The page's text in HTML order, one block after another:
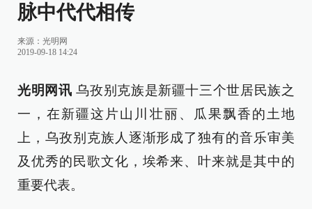
脉中代代相传
来源： 光明网
2019-09-18 14:24
光明网讯 乌孜别克族是新疆十三个世居民族之
一，在新疆这片山川壮丽、瓜果飘香的土地
上，乌孜别克族人逐渐形成了独有的音乐审美
及优秀的民歌文化，埃希来、叶来就是其中的
重要代表。